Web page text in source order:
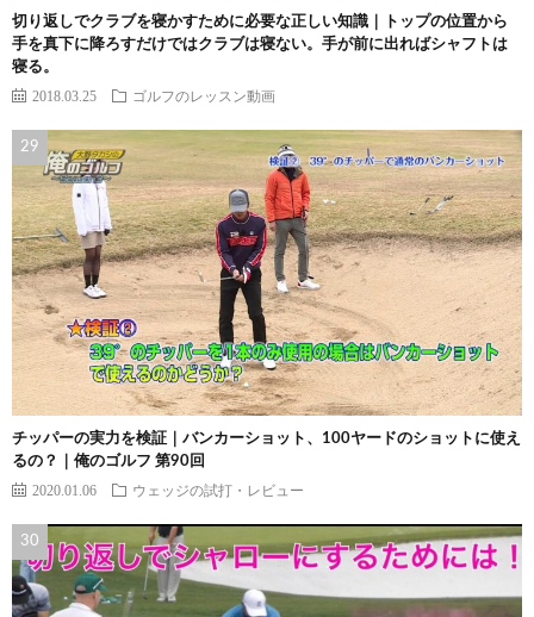
切り返しでクラブを寝かすために必要な正しい知識｜トップの位置から
手を真下に降ろすだけではクラブは寝ない。手が前に出ればシャフトは
寝る。
2018.03.25 ゴルフのレッスン動画
チッパーの実力を検証｜バンカーショット、100ヤードのショットに使え
るの？｜俺のゴルフ 第90回
2020.01.06 ウェッジの試打・レビュー